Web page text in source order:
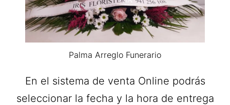
Palma Arreglo Funerario
En el sistema de venta Online podrás
seleccionar la fecha y la hora de entrega